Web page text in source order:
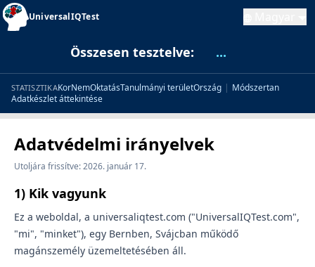
UniversalIQTest
Összesen tesztelve: ...
STATISZTIKAKorNemOktatásTanulmányi területOrszág | Módszertan
Adatkészlet áttekintése
Adatvédelmi irányelvek
Utoljára frissítve: 2026. január 17.
1) Kik vagyunk
Ez a weboldal, a universaliqtest.com ("UniversalIQTest.com",
"mi", "minket"), egy Bernben, Svájcban működő
magánszemély üzemeltetésében áll.